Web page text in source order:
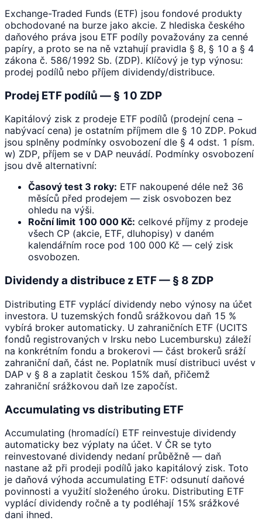
Exchange-Traded Funds (ETF) jsou fondové produkty
obchodované na burze jako akcie. Z hlediska českého
daňového práva jsou ETF podíly považovány za cenné
papíry, a proto se na ně vztahují pravidla § 8, § 10 a § 4
zákona č. 586/1992 Sb. (ZDP). Klíčový je typ výnosu:
prodej podílů nebo příjem dividendy/distribuce.
Prodej ETF podílů — § 10 ZDP
Kapitálový zisk z prodeje ETF podílů (prodejní cena −
nabývací cena) je ostatním příjmem dle § 10 ZDP. Pokud
jsou splněny podmínky osvobození dle § 4 odst. 1 písm.
w) ZDP, příjem se v DAP neuvádí. Podmínky osvobození
jsou dvě alternativní:
Časový test 3 roky: ETF nakoupené déle než 36
měsíců před prodejem — zisk osvobozen bez
ohledu na výši.
Roční limit 100 000 Kč: celkové příjmy z prodeje
všech CP (akcie, ETF, dluhopisy) v daném
kalendářním roce pod 100 000 Kč — celý zisk
osvobozen.
Dividendy a distribuce z ETF — § 8 ZDP
Distributing ETF vyplácí dividendy nebo výnosy na účet
investora. U tuzemských fondů srážkovou daň 15 %
vybírá broker automaticky. U zahraničních ETF (UCITS
fondů registrovaných v Irsku nebo Lucembursku) záleží
na konkrétním fondu a brokerovi — část brokerů sráží
zahraniční daň, část ne. Poplatník musí distribuci uvést v
DAP v § 8 a zaplatit českou 15% daň, přičemž
zahraniční srážkovou daň lze započíst.
Accumulating vs distributing ETF
Accumulating (hromadící) ETF reinvestuje dividendy
automaticky bez výplaty na účet. V ČR se tyto
reinvestované dividendy nedaní průběžně — daň
nastane až při prodeji podílů jako kapitálový zisk. Toto
je daňová výhoda accumulating ETF: odsunutí daňové
povinnosti a využití složeného úroku. Distributing ETF
vyplácí dividendy ročně a ty podléhají 15% srážkové
dani ihned.